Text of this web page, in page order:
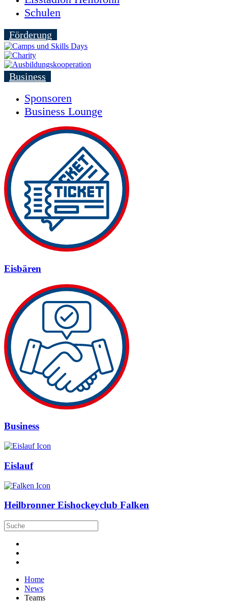
Schulen
Förderung
Business
Sponsoren
Business Lounge
Eisbären
Business
Eislauf
Heilbronner Eishockeyclub Falken
Home
News
Teams